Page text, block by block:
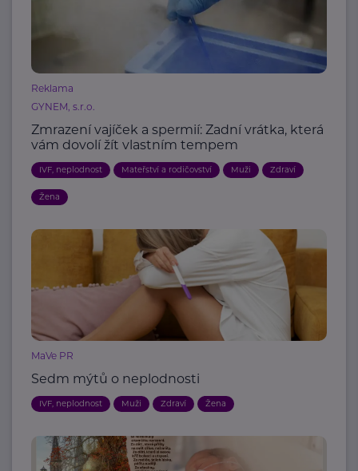
Reklama
GYNEM, s.r.o.
Zmrazení vajíček a spermií: Zadní vrátka, která
vám dovolí žít vlastním tempem
IVF, neplodnost Mateřství a rodičovství Muži Zdraví
Žena
MaVe PR
Sedm mýtů o neplodnosti
IVF, neplodnost Muži Zdraví Žena